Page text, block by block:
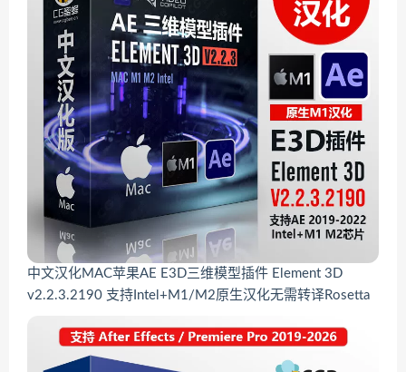
中文汉化MAC苹果AE E3D三维模型插件 Element 3D
v2.2.3.2190 支持Intel+M1/M2原生汉化无需转译Rosetta